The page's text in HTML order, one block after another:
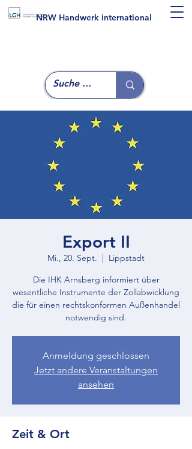
NRW Handwerk international
Export II
Mi., 20. Sept.
  |
Lippstadt
Die IHK Arnsberg informiert über
wesentliche Instrumente der Zollabwicklung
die für einen rechtskonformen Außenhandel
notwendig sind.
Anmeldung geschlossen
Jetzt andere Veranstaltungen
ansehen
Zeit & Ort